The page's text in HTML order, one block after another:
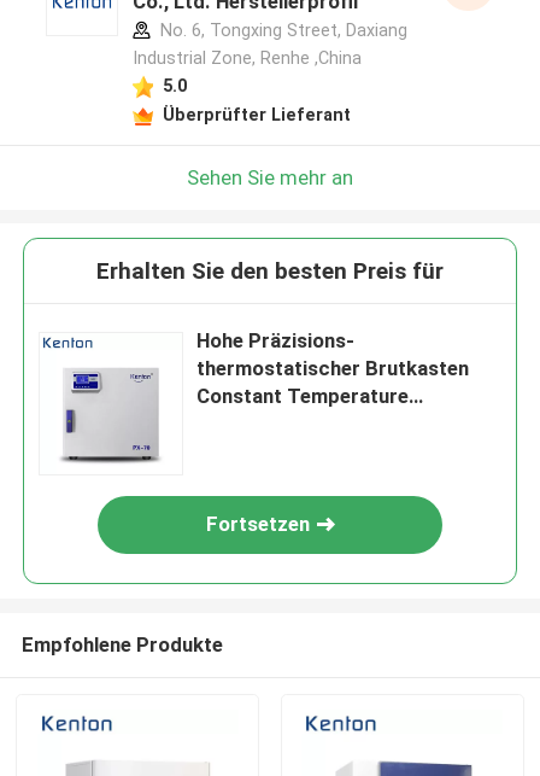
No. 6, Tongxing Street, Daxiang
Industrial Zone, Renhe ,China
5.0
Überprüfter Lieferant
Sehen Sie mehr an
Erhalten Sie den besten Preis für
Hohe Präzisions-
thermostatischer Brutkasten
Constant Temperature
Fortsetzen
Empfohlene Produkte